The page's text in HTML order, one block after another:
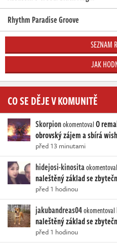
Rhythm Paradise Groove
SEZNAM
JAK
CO SE DĚJE V KOMUNITĚ
SkorpionokomentovalO
obrovský zájem a sbírá
před 13 minutami
hidejosi-kinositaokomentoval
naleštěný základ se
před 1 hodinou
jakubandreas04okomentoval
naleštěný základ se
před 1 hodinou